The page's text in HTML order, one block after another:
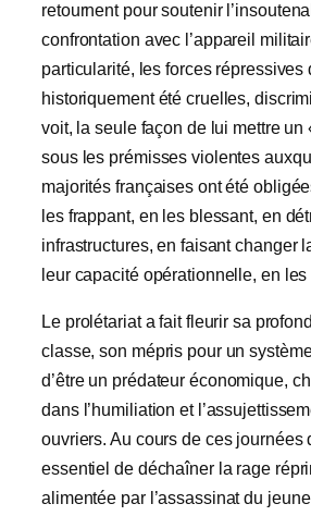
retournent pour soutenir
confrontation avec l’appareil
particularité, les forces répressives
historiquement été cruelles,
voit, la seule façon de lui mettre un
sous les prémisses violentes
majorités françaises ont été
les frappant, en les blessant, en
infrastructures, en faisant changer
leur capacité opérationnelle, en les
Le prolétariat a fait fleurir sa
classe, son mépris pour un
d’être un prédateur économique,
dans l’humiliation et
ouvriers. Au cours de ces journées
essentiel de déchaîner la rage
alimentée par l’assassinat du